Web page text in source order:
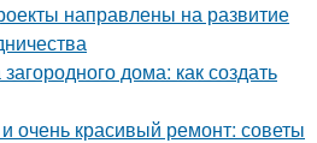
направлены на развитие
дома: как создать
очень красивый ремонт: советы